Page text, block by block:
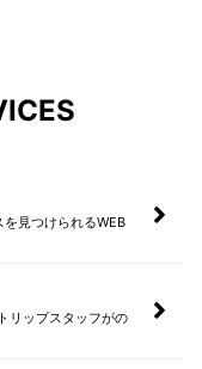
見つけられるWEB
リップスタッフがの